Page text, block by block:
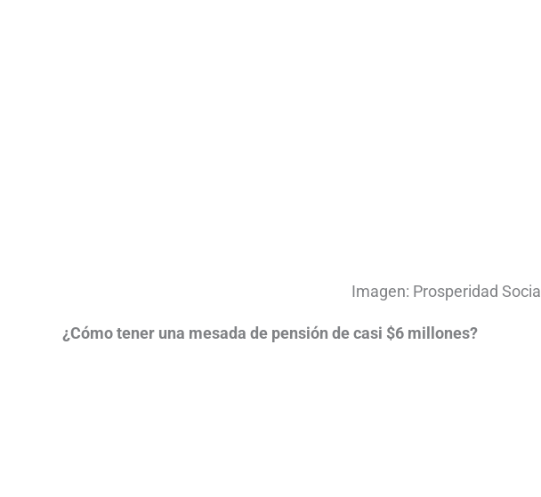
Imagen: Prosperidad Social
¿Cómo tener una mesada de pensión de casi $6 millones?